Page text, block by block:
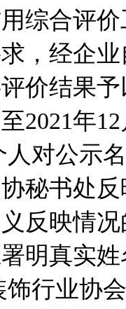
综合评
，经企
价结果
2021年
对公示
秘书处
反映情
明真实
行业协